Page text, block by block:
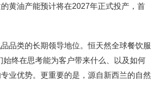
黄油产能预计将在2027年正式投产，首
品类的长期领导地位。恒天然全球餐饮服
终在思考能为客户带来什么、以及如何
业优势。更重要的是，源自新西兰的自然